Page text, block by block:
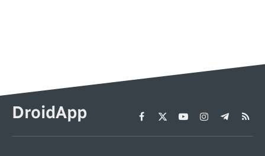
DroidApp Facebook
X
(Twitter)
YouTubeInstagram
Telegram
RSS